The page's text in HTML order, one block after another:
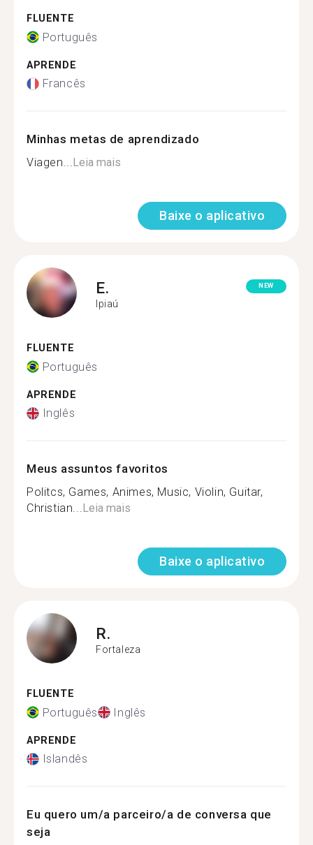
FLUENTE
Português
APRENDE
Francês
Minhas metas de aprendizado
Viagen...Leia mais
Baixe o aplicativo
E.
Ipiaú
NEW
FLUENTE
Português
APRENDE
Inglês
Meus assuntos favoritos
Politcs, Games, Animes, Music, Violin, Guitar,
Christian...Leia mais
Baixe o aplicativo
R.
Fortaleza
FLUENTE
Português Inglês
APRENDE
Islandês
Eu quero um/a parceiro/a de conversa que
seja